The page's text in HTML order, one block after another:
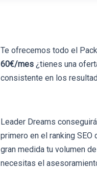
Te ofrecemos todo el
60€/mes ¿tienes una
consistente en los
Leader Dreams
primero en el ranking
gran medida tu volumen
necesitas el